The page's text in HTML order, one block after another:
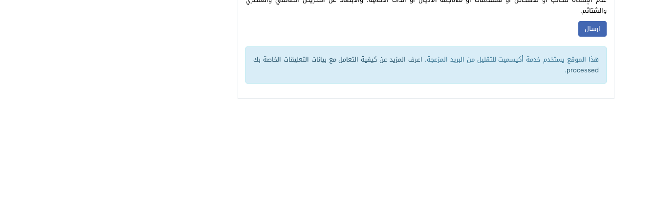
والشتائم.
هذا الموقع يستخدم خدمة أكيسميت للتقليل من البريد المزعجة. اعرف المزيد عن كيفية التعامل مع بيانات التعليقات الخاصة بك
processed
.